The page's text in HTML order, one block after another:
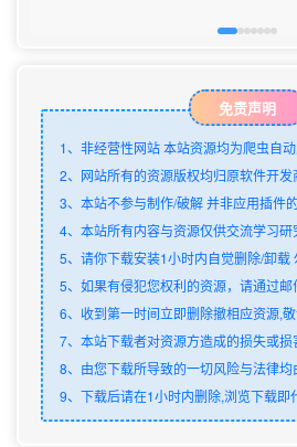
免责声明
1、非经营性网站 本站资源均为爬虫自
2、网站所有的资源版权均归原软件开发
3、本站不参与制作/破解 并非应用插件
4、本站所有内容与资源仅供交流学习研
5、请你下载安装1小时内自觉删除/卸载
5、如果有侵犯您权利的资源，请通过邮
6、收到第一时间立即删除撤相应资源,
7、本站下载者对资源方造成的损失或损
8、由您下载所导致的一切风险与法律均
9、下载后请在1小时内删除,浏览下载即